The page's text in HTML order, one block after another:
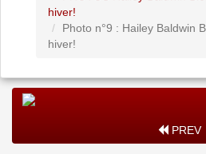
hiver!
Photo n°9 : Hailey Baldwin
hiver!
PREV